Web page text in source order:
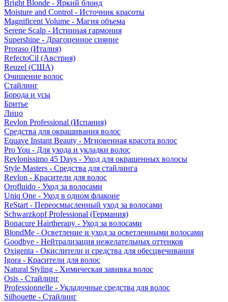
Bright Blonde - Яркий блонд
Moisture and Control - Источник красоты
Magnificent Volume - Магия объема
Serene Scalp - Истинная гармония
Supershine - Драгоценное сияние
Proraso (Италия)
RefectoCil (Австрия)
Reuzel (США)
Очищение волос
Стайлинг
Борода и усы
Бритье
Лицо
Revlon Professional (Испания)
Средства для окрашивания волос
Equave Instant Beauty - Мгновенная красота волос
Pro You - Для ухода и укладки волос
Revlonissimo 45 Days - Уход для окрашенных волосы
Style Masters - Средства для стайлинга
Revlon - Красители для волос
Orofluido - Уход за волосами
Uniq One - Уход в одном флаконе
ReStart - Переосмысленный уход за волосами
Schwarzkopf Professional (Германия)
Bonacure Hairtherapy - Уход за волосами
BlondMe - Осветление и уход за осветленными волосами
Goodbye - Нейтрализация нежелательных оттенков
Oxigenta - Окислители и средства для обесцвечивания
Igora - Красители для волос
Natural Styling - Химическая завивка волос
Osis - Стайлинг
Professionnelle - Укладочные средства для волос
Silhouette - Стайлинг